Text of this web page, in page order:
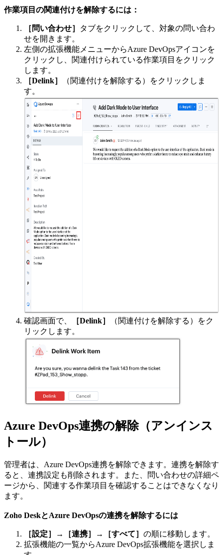
作業項目の関連付けを解除するには：
［問い合わせ］
タブをクリックして、対象の問い合わ
せを開きます。
左側の拡張機能メニューからAzure DevOpsアイコンを
クリックし、関連付けられている作業項目をクリック
します。
［Delink］
（関連付けを解除する）をクリックしま
す。
確認画面で、 ［Delink］
（関連付けを解除する）をク
リックします。
Azure DevOps連携の解除（アンインス
トール）
管理者は、Azure DevOps連携を解除できます。連携を解除す
ると、連携設定も削除されます。また、問い合わせの詳細ペ
ージから、関連する作業項目を確認することはできなくなり
ます。
Zoho DeskとAzure DevOpsの連携を解除するには
［設定］ → ［連携］ → ［すべて］ の順に移動します。
拡張機能の一覧からAzure DevOps拡張機能を選択しま